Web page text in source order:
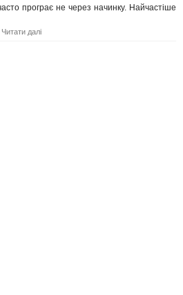
програє не через начинку. Найчастіше
Читати далі